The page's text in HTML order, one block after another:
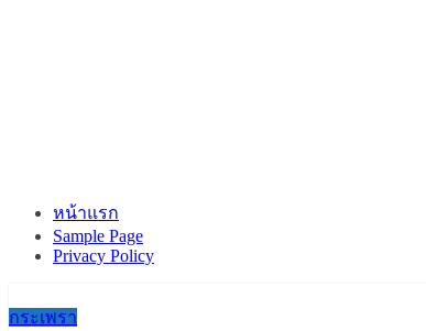
หน้าแรก
Sample Page
Privacy Policy
กระเพรา